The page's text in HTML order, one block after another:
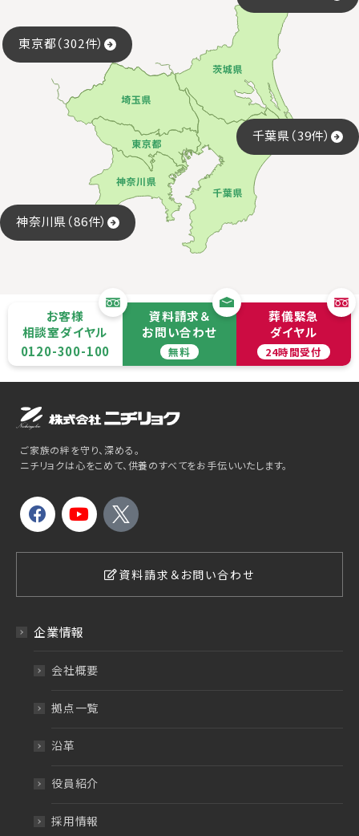
東京都（302件）
千葉県（39件）
神奈川県（86件）
お客様
相談室ダイヤル
0120-300-100
資料請求＆
お問い合わせ
無料
葬儀緊急
ダイヤル
24時間受付
ご家族の絆を守り、深める。
ニチリョクは心をこめて、供養のすべてをお手伝いいたします。
資料請求＆お問い合わせ
企業情報
会社概要
拠点一覧
沿革
役員紹介
採用情報